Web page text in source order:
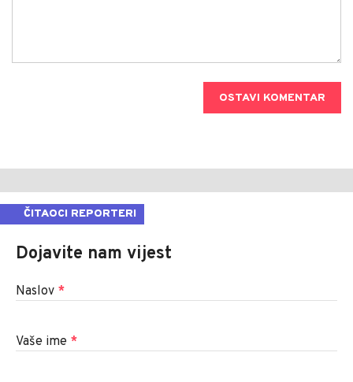
OSTAVI KOMENTAR
ČITAOCI REPORTERI
Dojavite nam vijest
Naslov *
Vaše ime *